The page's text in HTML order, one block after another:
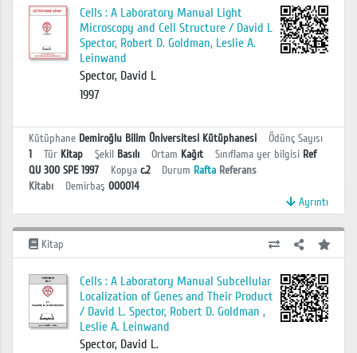
Cells : A Laboratory Manual Light
Microscopy and Cell Structure / David L
Spector, Robert D. Goldman, Leslie A.
Leinwand
Spector, David L
1997
Kütüphane Demiroğlu Bilim Üniversitesi Kütüphanesi
Ödünç Sayısı
1
Tür Kitap Şekil Basılı Ortam Kağıt Sınıflama yer bilgisi Ref
QU 300 SPE 1997
Kopya c.2 Durum Rafta Referans
Kitabı
Demirbaş 000014
Ayrıntı
Kitap
Cells : A Laboratory Manual Subcellular
Localization of Genes and Their Product
/ David L. Spector, Robert D. Goldman ,
Leslie A. Leinwand
Spector, David L.